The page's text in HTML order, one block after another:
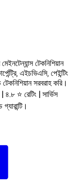
টেকনিশিয়ান
এইচভিএসি, পেইন্টিং
সরবরাহ করি।
⭐ রেটিং | সার্ভিস